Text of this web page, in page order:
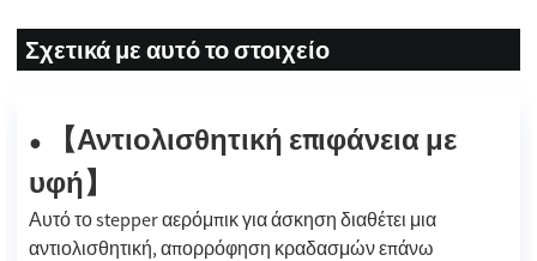
Σχετικά με αυτό το στοιχείο
● 【Αντιολισθητική επιφάνεια με
υφή】
Αυτό το stepper αερόμπικ για άσκηση διαθέτει μια
αντιολισθητική, απορρόφηση κραδασμών επάνω